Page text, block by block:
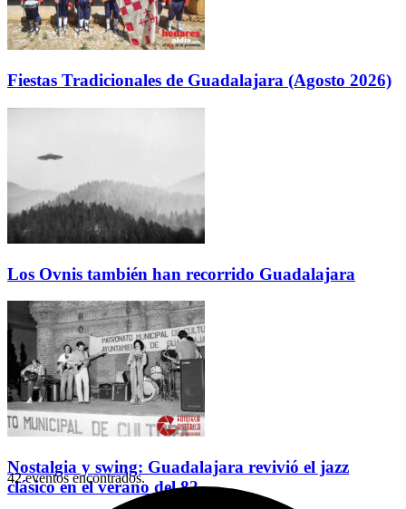
Fiestas Tradicionales de Guadalajara (Agosto 2026)
Los Ovnis también han recorrido Guadalajara
Nostalgia y swing: Guadalajara revivió el jazz
clásico en el verano del 82
42 eventos encontrados.